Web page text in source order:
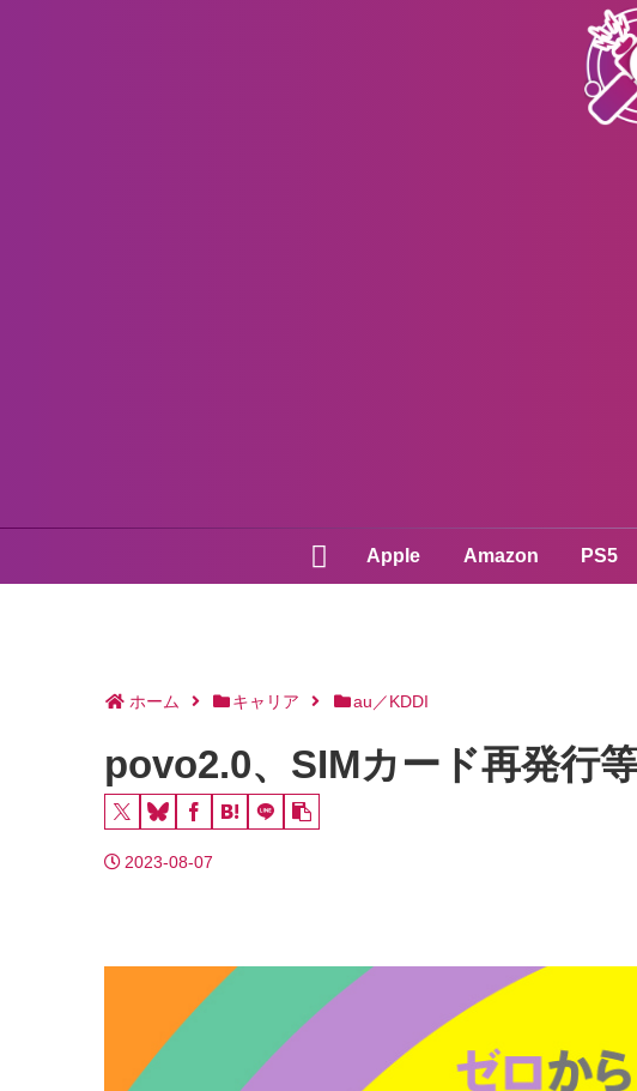
Apple Amazon PS5
ホーム キャリア au／KDDI
povo2.0、SIMカード再発行
2023-08-07